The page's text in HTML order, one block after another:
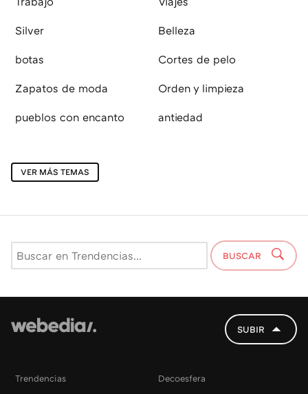
Silver Belleza
botas Cortes de pelo
Zapatos de moda Orden y limpieza
pueblos con encanto antiedad
VER MÁS TEMAS
BUSCAR
SUBIR
Trendencias Decoesfera